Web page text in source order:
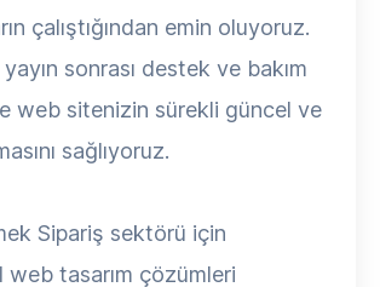
çalıştığından emin oluyoruz.
sonrası destek ve bakım
web sitenizin sürekli güncel ve
sağlıyoruz.
Sipariş sektörü için
web tasarım çözümleri